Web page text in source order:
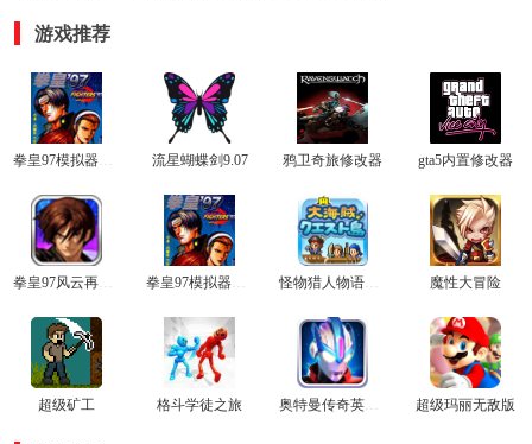
游戏推荐
流星蝴蝶剑9.07 鸦卫奇旅修改器 gta5内置修改器
魔性大冒险
超级矿工 格斗学徒之旅 超级玛丽无敌版